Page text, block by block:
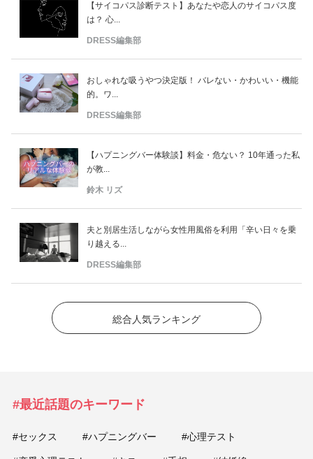
【サイコパス診断テスト】あなたや恋人のサイコパス度
は？ 心...
DRESS編集部
おしゃれな吸うやつ決定版！ バレない・かわいい・機能
的。ワ...
DRESS編集部
【ハプニングバー体験談】料金・危ない？ 10年通った私
が教...
鈴木 リズ
夫と別居生活しながら女性用風俗を利用「辛い日々を乗
り越える...
DRESS編集部
総合人気ランキング
#最近話題のキーワード
#セックス #ハプニングバー #心理テスト